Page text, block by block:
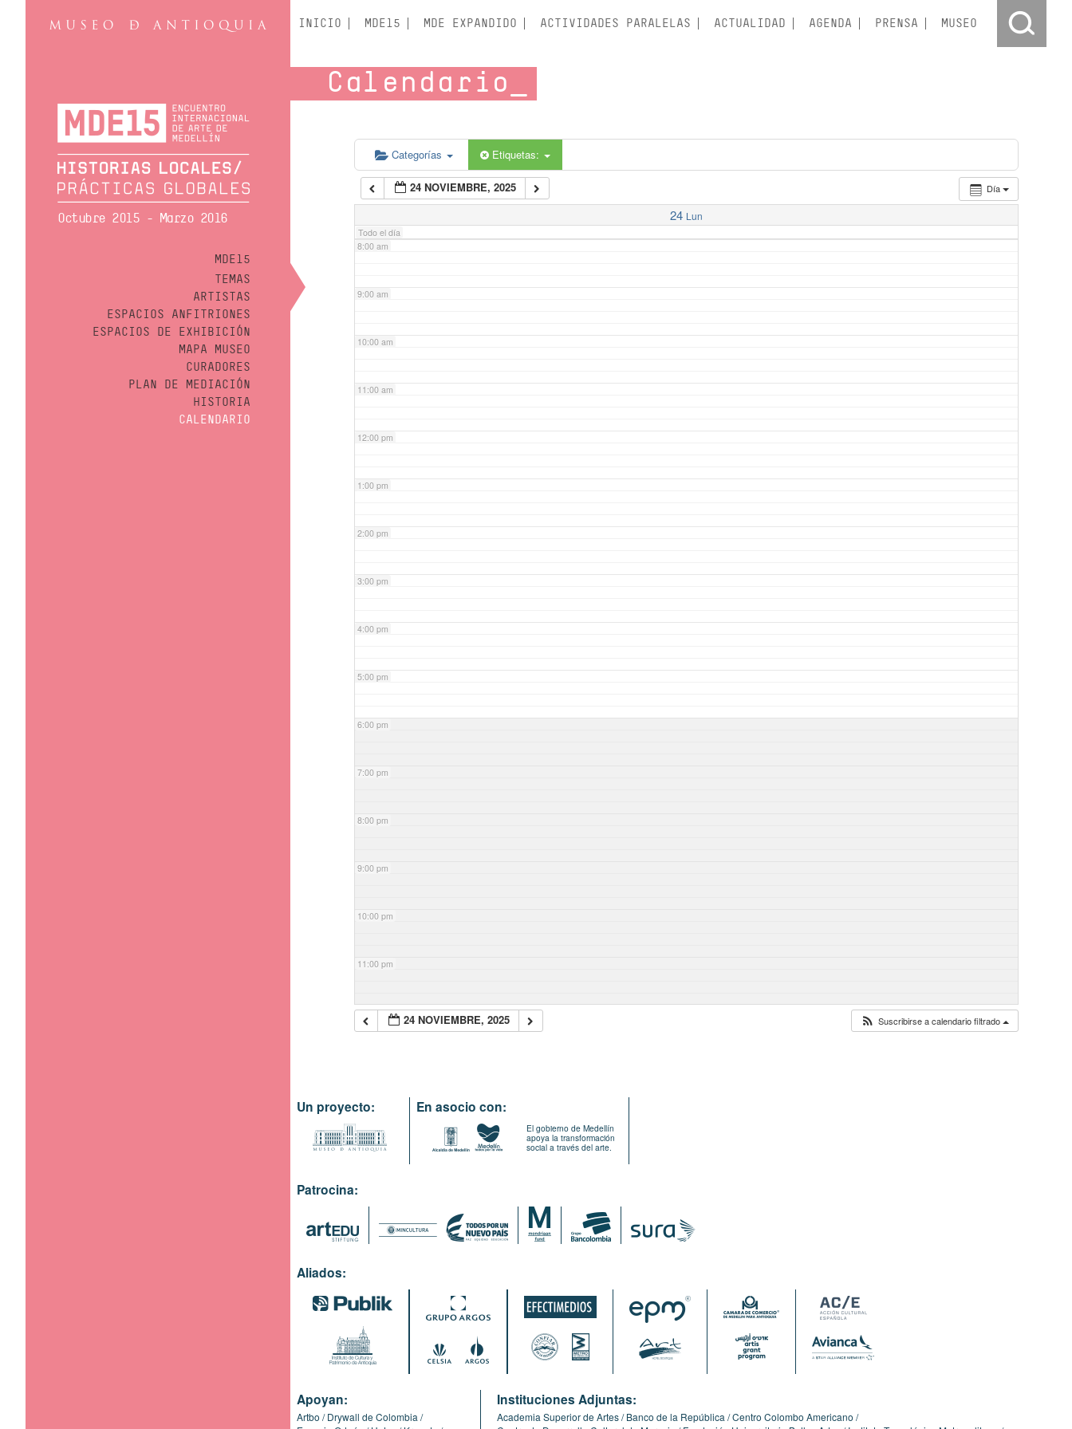
Octubre 2015 - Marzo 2016
MDE15
TEMAS
ARTISTAS
ESPACIOS ANFITRIONES
ESPACIOS DE EXHIBICIÓN
MAPA MUSEO
CURADORES
PLAN DE MEDIACIÓN
HISTORIA
CALENDARIO
INICIO MDE15 MDE EXPANDIDO ACTIVIDADES PARALELAS ACTUALIDAD AGENDA PRENSA MUSEO
Calendario
Categorías Etiquetas:
Día
24 NOVIEMBRE, 2025
24 Lun
Todo el día
5:00 am
6:00 am
7:00 am
8:00 am
9:00 am
10:00 am
11:00 am
12:00 pm
1:00 pm
2:00 pm
3:00 pm
4:00 pm
5:00 pm
6:00 pm
7:00 pm
8:00 pm
9:00 pm
10:00 pm
11:00 pm
24 NOVIEMBRE, 2025 Suscribirse a calendario filtrado
Un proyecto: En asocio con:
El gobierno de Medellín
apoya la transformación
social a través del arte.
Patrocina:
Aliados:
Apoyan:
Artbo
Drywall de Colombia
Instituciones Adjuntas:
Academia Superior de Artes Banco de la República Centro Colombo Americano